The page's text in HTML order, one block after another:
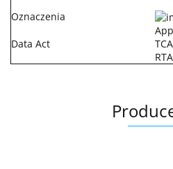
Oznaczenia
Data Act